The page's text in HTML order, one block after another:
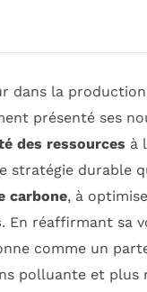
dans la
présenté ses
des ressources à
stratégie durable
carbone, à
. En réaffirmant sa
comme un
polluante et plus